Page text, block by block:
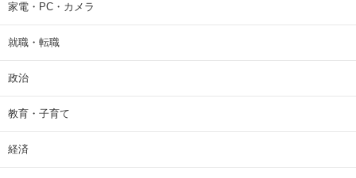
家電・PC・カメラ
就職・転職
政治
教育・子育て
経済